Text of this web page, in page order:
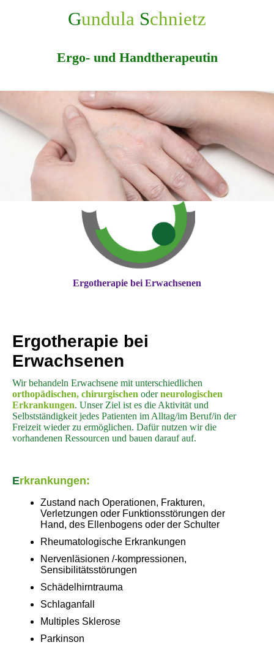
Gundula Schnietz
Ergo- und Handtherapeutin
Ergotherapie bei Erwachsenen
Ergotherapie bei
Erwachsenen
Wir behandeln Erwachsene mit unterschiedlichen
orthopädischen, chirurgischen oderneurologischen
Erkrankungen. Unser Ziel ist es die Aktivität und
Selbstständigkeit jedes Patienten im Alltag/im Beruf/in der
Freizeit wieder zu ermöglichen. Dafür nutzen wir die
vorhandenen Ressourcen und bauen darauf auf.
Erkrankungen:
Zustand nach Operationen, Frakturen,
Verletzungen oder Funktionsstörungen der
Hand, des Ellenbogens oder der Schulter
Rheumatologische Erkrankungen
Nervenläsionen /-kompressionen,
Sensibilitätsstörungen
Schädelhirntrauma
Schlaganfall
Multiples Sklerose
Parkinson